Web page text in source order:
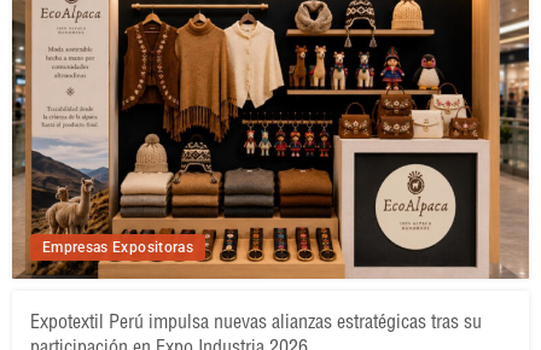
Empresas Expositoras
Expotextil Perú impulsa nuevas alianzas estratégicas tras su